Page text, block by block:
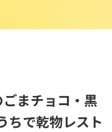
ごまチョコ・黒
ちで乾物レスト